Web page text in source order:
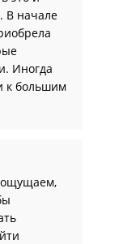
В начале
Иногда
к большим
ощущаем,